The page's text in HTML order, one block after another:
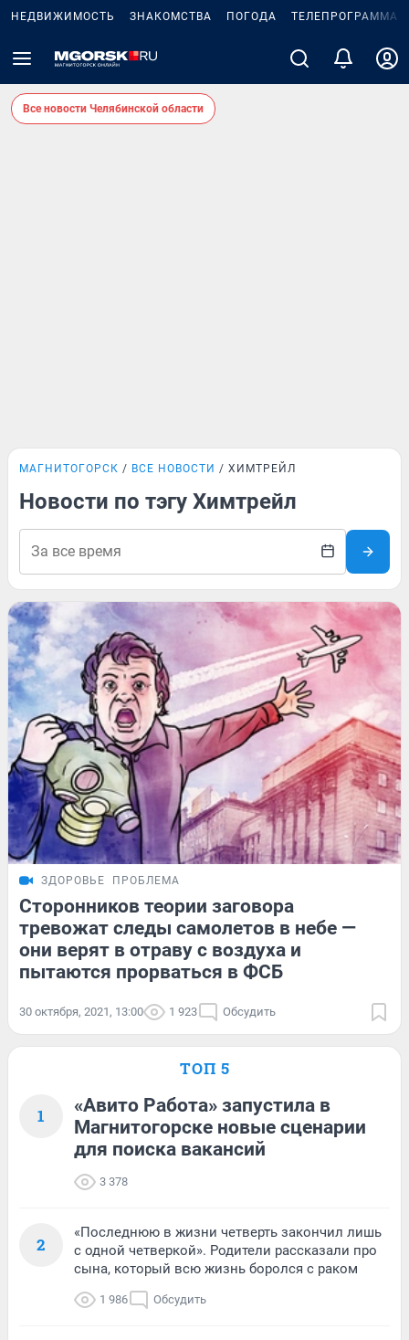
НЕДВИЖИМОСТЬ ЗНАКОМСТВА ПОГОДА ТЕЛЕПРОГРАММА
Все новости Челябинской области
МАГНИТОГОРСК ВСЕ НОВОСТИ ХИМТРЕЙЛ
Новости по тэгу Химтрейл
ЗДОРОВЬЕ ПРОБЛЕМА
Сторонников теории заговора
тревожат следы самолетов в небе —
они верят в отраву с воздуха и
пытаются прорваться в ФСБ
30 октября, 2021, 13:00 1 923 Обсудить
ТОП 5
1
«Авито Работа» запустила в
Магнитогорске новые сценарии
для поиска вакансий
3 378
2
«Последнюю в жизни четверть закончил лишь
с одной четверкой». Родители рассказали про
сына, который всю жизнь боролся с раком
1 986 Обсудить